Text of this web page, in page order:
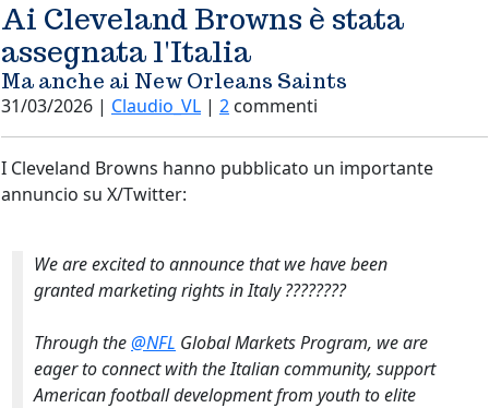
Ai Cleveland Browns è stata
assegnata l'Italia
Ma anche ai New Orleans Saints
31/03/2026 | Claudio_VL | 2 commenti
I Cleveland Browns hanno pubblicato un importante
annuncio su X/Twitter:
We are excited to announce that we have been
granted marketing rights in Italy ????????
Through the@NFL Global Markets Program, we are
eager to connect with the Italian community, support
American football development from youth to elite